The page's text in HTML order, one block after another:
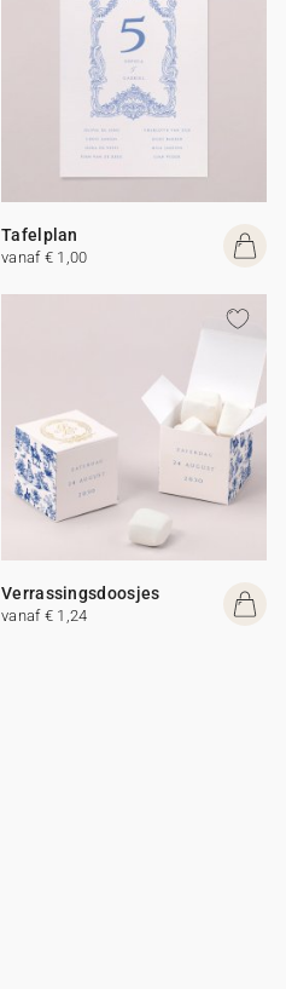
Tafelplan
vanaf € 1,00
Verrassingsdoosjes
vanaf € 1,24